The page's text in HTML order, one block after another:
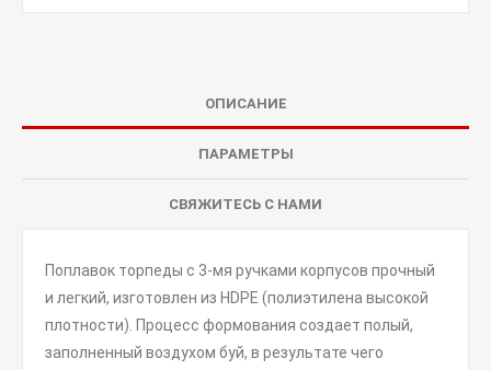
ОПИСАНИЕ
ПАРАМЕТРЫ
СВЯЖИТЕСЬ С НАМИ
Поплавок торпеды с 3-мя ручками корпусов прочный
и легкий, изготовлен из HDPE (полиэтилена высокой
плотности). Процесс формования создает полый,
заполненный воздухом буй, в результате чего